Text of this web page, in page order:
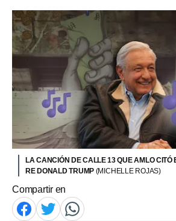
LA CANCIÓN DE CALLE 13 QUE AMLO CITÓ
RE DONALD TRUMP (MICHELLE ROJAS)
Compartir en